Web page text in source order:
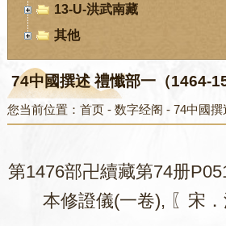
13-U-洪武南藏
其他
74中國撰述 禮懺部一（1464-
您当前位置： 首页- 数字经阁 - 74中國撰
第1476部卍續藏第74册
本修證儀(一卷), 〖宋